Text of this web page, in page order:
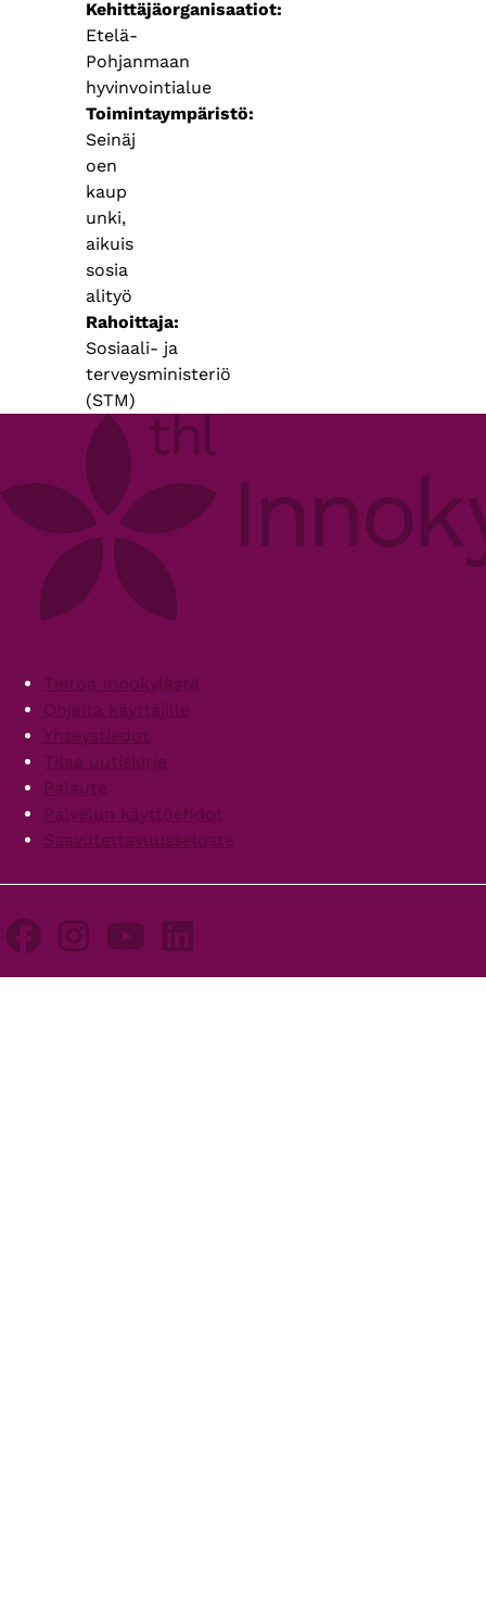
Kehittäjäorganisaatiot
Etelä-
Pohjanmaan
hyvinvointialue
Toimintaympäristö
Seinäj
oen
kaup
unki,
aikuis
sosia
alityö
Rahoittaja
Sosiaali- ja
terveysministeriö
(STM)
FooterTietoa Innokylästä
Ohjeita käyttäjille
Yhteystiedot
Tilaa uutiskirje
Palaute
Palvelun käyttöehdot
Saavutettavuusseloste